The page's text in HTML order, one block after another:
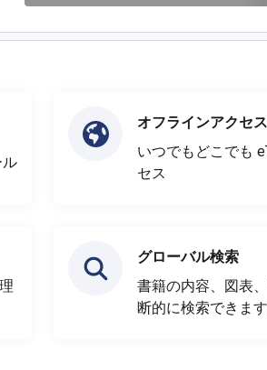
オフラインアクセス
いつでもどこでも
セス
グローバル検索
書籍の内容、図表
断的に検索できます